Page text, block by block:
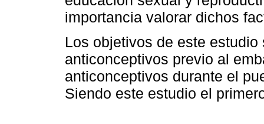
importancia valorar dichos
Los objetivos de este
anticonceptivos previo al
anticonceptivos durante el
Siendo este estudio el